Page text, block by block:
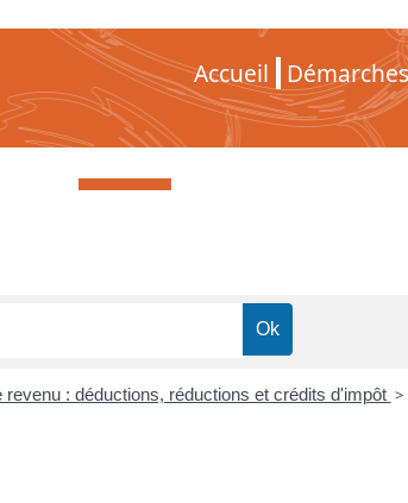
Accueil Démarches
pour Particuliers
revenu : déductions, réductions et crédits d'impôt >